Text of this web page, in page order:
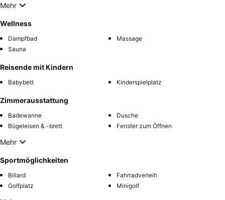
Mehr
Wellness
Dampfbad
Massage
Sauna
Reisende mit Kindern
Babybett Kinderspielplatz
Zimmerausstattung
Badewanne
Dusche
Bügeleisen & -brett
Fenster zum Öffnen
Mehr
Sportmöglichkeiten
Billard
Fahrradverleih
Golfplatz
Minigolf